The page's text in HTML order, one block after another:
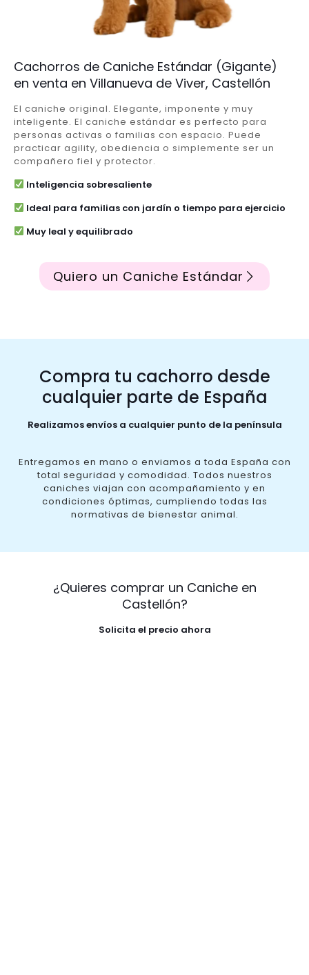
Cachorros de Caniche Estándar (Gigante)
en venta en Villanueva de Viver, Castellón
El caniche original. Elegante, imponente y muy
inteligente. El caniche estándar es perfecto para
personas activas o familias con espacio. Puede
practicar agility, obediencia o simplemente ser un
compañero fiel y protector.
Inteligencia sobresaliente
Ideal para familias con jardín o tiempo para ejercicio
Muy leal y equilibrado
Quiero un Caniche Estándar
Compra tu cachorro desde
cualquier parte de España
Realizamos envíos a cualquier punto de la península
Entregamos en mano o enviamos a toda España con
total seguridad y comodidad. Todos nuestros
caniches viajan con acompañamiento y en
condiciones óptimas, cumpliendo todas las
normativas de bienestar animal.
¿Quieres comprar un Caniche en
Castellón?
Solicita el precio ahora